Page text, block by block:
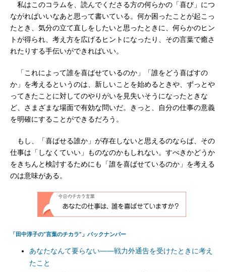
私はこのコラムを、読んでくださる方の何らかの「喜び」につ
ながればいいなあと思って書いている。何か困ったことが起こっ
たとき、気分の立て直しをしたいと思ったときに、何らかのヒン
トが得られ、考え方を広げるヒントになったり、その言葉で癒さ
れたりする手伝いができればいい。
「これによって誰を喜ばせているのか」「誰をどう喜ばすの
か」を考えるというのは、新しいことを始めるときや、ずっとや
ってきたことに対してのやりがいを見失いそうになったときな
ど、さまざまな場面で有効な問いだ。きっと、自分の仕事の意義
を明確にすることができるだろう。
もし、「喜ばせる誰か」が存在しないと思えるのならば、その
仕事は「しなくていい」ものなのかもしれない。すべきかどうか
をきちんと検討するためにも「誰を喜ばせているのか」を考える
のは意味がある。
「田中淳子の“言葉のチカラ”」バックナンバー
あなたなんて要らない――戦力外通告を受けたときに考え
たこと